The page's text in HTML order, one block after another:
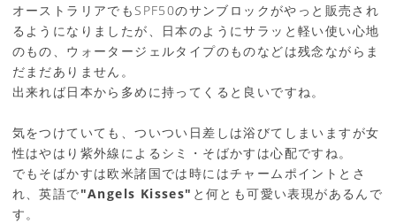
オーストラリアでもSPF50のサンブロックがやっと販売され
るようになりましたが、日本のようにサラッと軽い使い心地
のもの、ウォータージェルタイプのものなどは残念ながらま
だまだありません。
出来れば日本から多めに持ってくると良いですね。
気をつけていても、ついつい日差しは浴びてしまいますが女
性はやはり紫外線によるシミ・そばかすは心配ですね。
でもそばかすは欧米諸国では時にはチャームポイントとさ
れ、英語で"Angels Kisses" と何とも可愛い表現があるんで
す。